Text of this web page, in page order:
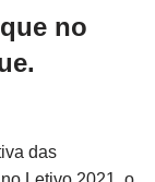
no
das